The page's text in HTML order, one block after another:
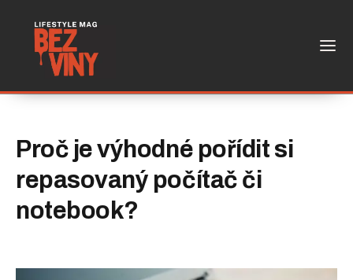
Proč je výhodné pořídit si
repasovaný počítač či
notebook?